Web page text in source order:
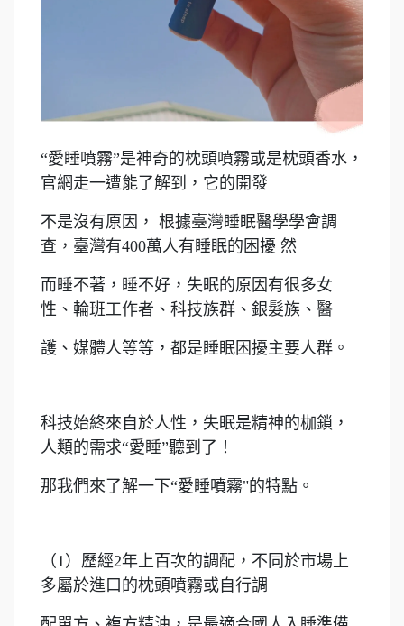
“愛睡噴霧”是神奇的枕頭噴霧或是枕頭香水，
官網走一遭能了解到，它的開發
不是沒有原因， 根據臺灣睡眠醫學學會調
查，臺灣有400萬人有睡眠的困擾 然
而睡不著，睡不好，失眠的原因有很多女
性、輪班工作者、科技族群、銀髮族、醫
護、媒體人等等，都是睡眠困擾主要人群。
科技始終來自於人性，失眠是精神的枷鎖，
人類的需求“愛睡”聽到了！
那我們來了解一下“愛睡噴霧"的特點。
（1）歷經2年上百次的調配，不同於市場上
多屬於進口的枕頭噴霧或自行調